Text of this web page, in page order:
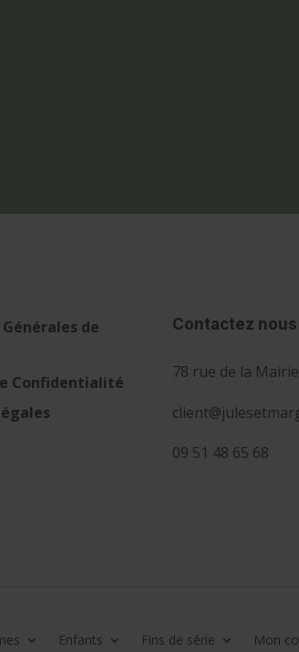
de
Confidentialité
Contactez nous
78 rue de la
09 51 48 65 68
Enfants Fins de série Mon